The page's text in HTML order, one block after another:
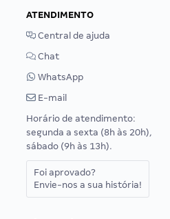
ATENDIMENTO
Central de ajuda
Chat
WhatsApp
E-mail
Horário de atendimento:
segunda a sexta (8h às 20h),
sábado (9h às 13h).
Foi aprovado?
Envie-nos a sua história!